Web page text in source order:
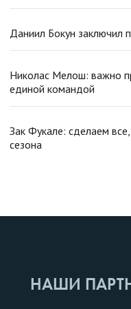
Даниил Бокун заключил
Николас Мелош: важно
единой командой
Зак Фукале: сделаем
сезона
НАШИ